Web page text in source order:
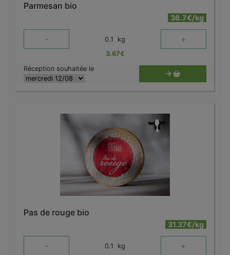
Parmesan bio
36.7€/kg
- 0.1 kg +
3.67€
Réception souhaitée le
Pas de rouge bio
31.37€/kg
- 0.1 kg +